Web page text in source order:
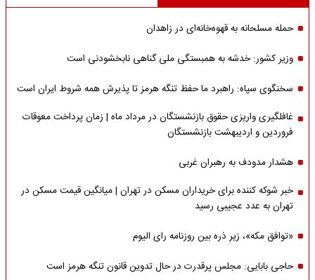
حمله مسلحانه به قهوه‌خانه‌ای در زاهدان
وزیر کشور: خدشه به همبستگی ملی گناهی نابخشودنی است
سخنگوی سپاه: راهبرد ما حفظ تنگه هرمز تا پذیرش همه شروط ایران است
غافلگیری واریزی حقوق بازنشستگان در مرداد ماه | زمان پرداخت معوقات
فروردین و اردیبهشت بازنشستگان
هشدار مدودف به رهبران غربی
خبر شوکه کننده برای خریداران مسکن در تهران | میانگین قیمت مسکن در
تهران به عدد عجیبی رسید
«توافق مکه»، زیر ذره بین روزنامه رای الیوم
حاجی بابایی: مجلس پرقدرت در حال تدوین قانون تنگه هرمز است